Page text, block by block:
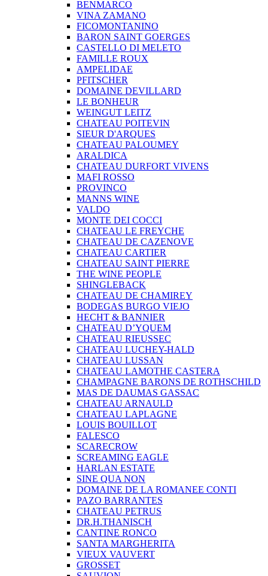
BENMARCO
VINA ZAMANO
FICOMONTANINO
BARON SAINT GOERGES
CASTELLO DI MELETO
FAMILLE ROUX
AMPELIDAE
PFITSCHER
DOMAINE DEVILLARD
LE BONHEUR
WEINGUT LEITZ
CHATEAU POITEVIN
SIEUR D'ARQUES
CHATEAU PALOUMEY
ARALDICA
CHATEAU DURFORT VIVENS
MAFI ROSSO
PROVINCO
MANNS WINE
VALDO
MONTE DEI COCCI
CHATEAU LE FREYCHE
CHATEAU DE CAZENOVE
CHATEAU CARTIER
CHATEAU SAINT PIERRE
THE WINE PEOPLE
SHINGLEBACK
CHATEAU DE CHAMIREY
BODEGAS BURGO VIEJO
HECHT & BANNIER
CHATEAU D’YQUEM
CHATEAU RIEUSSEC
CHATEAU LUCHEY-HALD
CHATEAU LUSSAN
CHATEAU LAMOTHE CASTERA
CHAMPAGNE BARONS DE ROTHSCHILD
MAS DE DAUMAS GASSAC
CHATEAU ARNAULD
CHATEAU LAPLAGNE
LOUIS BOUILLOT
FALESCO
SCARECROW
SCREAMING EAGLE
HARLAN ESTATE
SINE QUA NON
DOMAINE DE LA ROMANEE CONTI
PAZO BARRANTES
CHATEAU PETRUS
DR.H.THANISCH
CANTINE RONCO
SANTA MARGHERITA
VIEUX VAUVERT
GROSSET